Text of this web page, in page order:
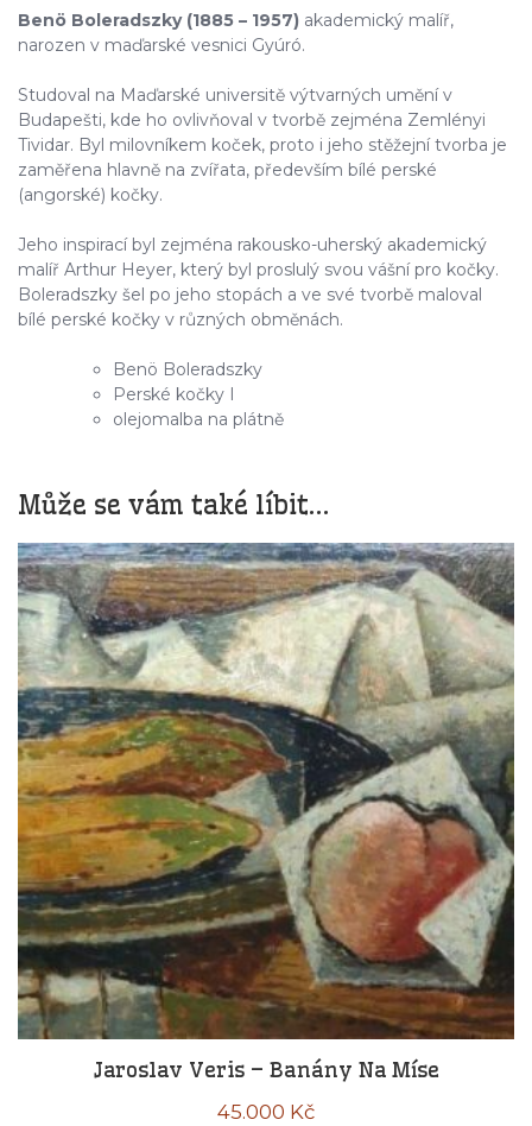
Benö Boleradszky (1885 – 1957) akademický malíř,
narozen v maďarské vesnici Gyúró.
Studoval na Maďarské universitě výtvarných umění v
Budapešti, kde ho ovlivňoval v tvorbě zejména Zemlényi
Tividar. Byl milovníkem koček, proto i jeho stěžejní tvorba je
zaměřena hlavně na zvířata, především bílé perské
(angorské) kočky.
Jeho inspirací byl zejména rakousko-uherský akademický
malíř Arthur Heyer, který byl proslulý svou vášní pro kočky.
Boleradszky šel po jeho stopách a ve své tvorbě maloval
bílé perské kočky v různých obměnách.
Benö Boleradszky
Perské kočky I
olejomalba na plátně
Může se vám také líbit…
Jaroslav Veris – Banány Na Míse
45.000 Kč